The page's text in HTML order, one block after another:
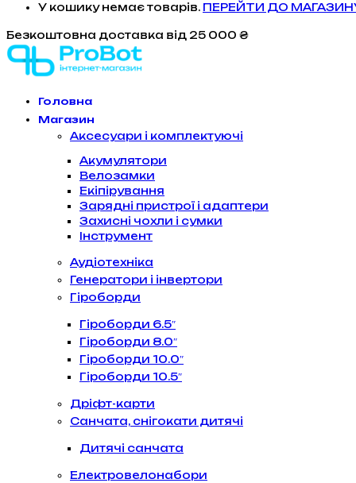
У кошику немає товарів. ПЕРЕЙТИ ДО
Безкоштовна доставка від 25 000 ₴
Головна
Магазин
Аксесуари і комплектуючі
Акумулятори
Велозамки
Екіпірування
Зарядні пристрої і адаптери
Захисні чохли і сумки
Інструмент
Аудіотехніка
Генератори і інвертори
Гіроборди
Гіроборди 6.5″
Гіроборди 8.0″
Гіроборди 10.0″
Гіроборди 10.5″
Дріфт-карти
Санчата, снігокати дитячі
Дитячі санчата
Електровелонабори